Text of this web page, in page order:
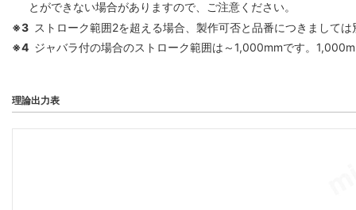
とができない場合がありますので、ご注意ください。
※3 ストローク範囲2を超える場合、製作可否と品番につきまして
※4 ジャバラ付の場合のストローク範囲は～1,000mmです。
理論出力表